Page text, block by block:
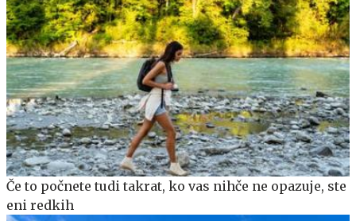
Če to počnete tudi takrat, ko vas nihče ne opazuje, ste
eni redkih